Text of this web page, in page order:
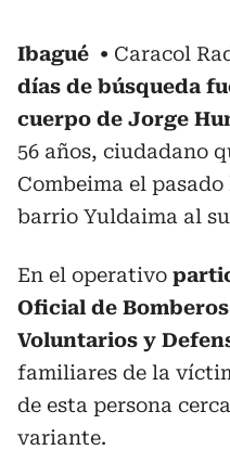
Ibagué Caracol
días de búsqueda
cuerpo de Jorge
56 años, ciudadano
Combeima el pasado
barrio Yuldaima al
En el operativo
Oficial de
Voluntarios y
familiares de la
de esta persona
variante.